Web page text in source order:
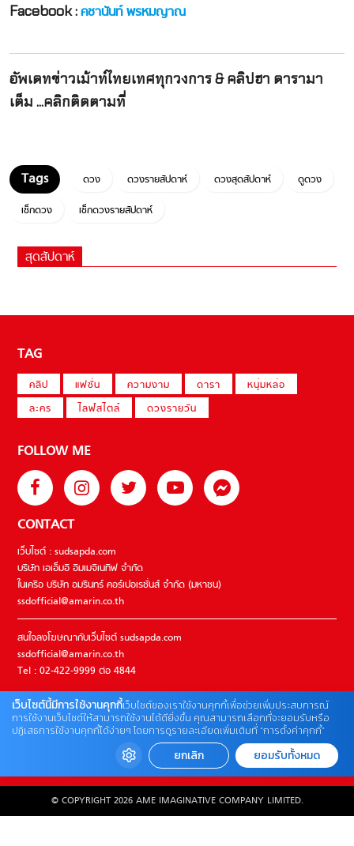
Facebook :คชานันท์ พรหมญาณ
อัพเดทข่าวเม้าท์ไทยเทศทุกวงการ & คลิปฮา ดารามา
เต็ม ...คลิกติดตามที่
ดวง ดวงรายสัปดาห์ ดวงสุดสัปดาห์
ดูดวง
เช็กดวง
เช็กดวงรายสัปดาห์
สุดสัปดาห์
TAG
คลิป แฟชั่น ความงาม ดารา
หนุ่มหล่อ
ละคร
ไลฟ์สไตล์ ดวงรายวัน
FOLLOW ME
CONTACT
เว็บไซต์ : sudsapda.com
บริษัท เอเอ็มอี อิมเมจิเนทีฟ จำกัด
ในเครือ บริษัท อมรินทร์ คอร์เปอเรชั่นส์ จำกัด (มหาชน)
ssdofficial@amarin.co.th
สนใจลงโฆษณากับเว็บไซต์ sudsapda.com
ssdofficial@amarin.co.th
Tel : 02-422-9999 ต่อ 4844
ติดต่อแจ้งปัญหาหรือร้องเรียน
02-422-9999 ต่อ 4180
(จันทร์ – ศุกร์ เวลา 09.00 – 18.00 น)
© COPYRIGHT 2026 AME IMAGINATIVE COMPANY LIMITED.
เว็บไซต์นี้มีการใช้งานคุกกี้เว็บไซต์ของเราใช้งานคุกกี้เพื่อช่วยเพิ่มประสบการณ์
การใช้งานเว็บไซต์ให้สามารถใช้งานได้ดียิ่งขึ้น คุณสามารถเลือกที่จะยอมรับหรือ
ปฏิเสธการใช้งานคุกกี้ได้ง่ายๆ โดยการดูรายละเอียดเพิ่มเติมที่ “การตั้งค่าคุกกี้”
ยกเลิก ยอมรับทั้งหมด